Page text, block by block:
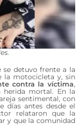
se detuvo frente a la
la motocicleta y, sin
contra la víctima,
herida mortal. En la
sentimental, con
días antes desde el
relataron que la
y que la comunidad